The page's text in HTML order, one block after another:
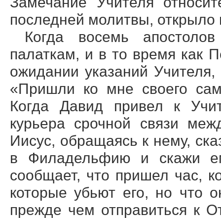
последней молитвы, открыло
Когда восемь
палаткам, и в то время как
ожидании указаний
«Пришли ко мне своего
Когда Давид привел к
курьера срочной связи
Иисус, обращаясь к нему,
в Филадельфию и скажи
сообщает, что пришел час,
которые убьют его, но что
прежде чем отправиться к